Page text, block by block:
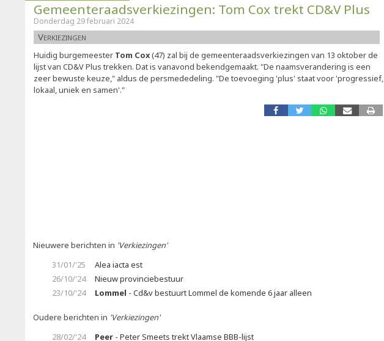
Gemeenteraadsverkiezingen: Tom Cox trekt CD&V Plus
Donderdag 29 februari 2024
Verkiezingen
Huidig burgemeester Tom Cox(47) zal bij de gemeenteraadsverkiezingen van 13 oktober de
lijst van CD&V Plus trekken. Dat is vanavond bekendgemaakt. "De naamsverandering is een
zeer bewuste keuze," aldus de persmededeling. "De toevoeging 'plus' staat voor 'progressief,
lokaal, uniek en samen'."
Nieuwere berichten in 'Verkiezingen'
31/01/'25
Alea iacta est
26/10/'24
Nieuw provinciebestuur
23/10/'24
Lommel - Cd&v bestuurt Lommel de komende 6 jaar alleen
Oudere berichten in 'Verkiezingen'
28/02/'24
Peer - Peter Smeets trekt Vlaamse BBB-lijst